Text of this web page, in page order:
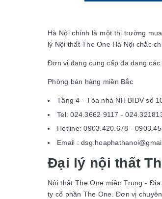
Hà Nội chính là một thị trường
lý Nội thất The One Hà Nội chắc
Đơn vị đang cung cấp đa dạng
Phòng bán hàng miền Bắc
Tầng 4 - Tòa nhà NH BIDV số
Tel: 024.3662 9117 -
Hotline: 0903.420.678 -
Email :
Đại lý nội thất
Nội thất The One miền Trung -
ty cổ phần The One. Đơn vị